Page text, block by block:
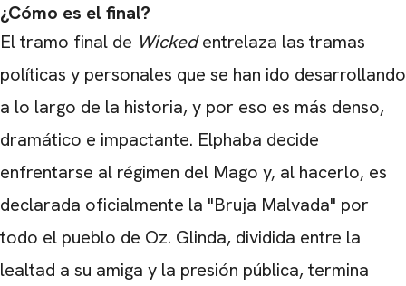
¿Cómo es el final?
El tramo final de Wickedentrelaza las tramas
políticas y personales que se han ido desarrollando
a lo largo de la historia, y por eso es más denso,
dramático e impactante. Elphaba decide
enfrentarse al régimen del Mago y, al hacerlo, es
declarada oficialmente la "Bruja Malvada" por
todo el pueblo de Oz. Glinda, dividida entre la
lealtad a su amiga y la presión pública, termina